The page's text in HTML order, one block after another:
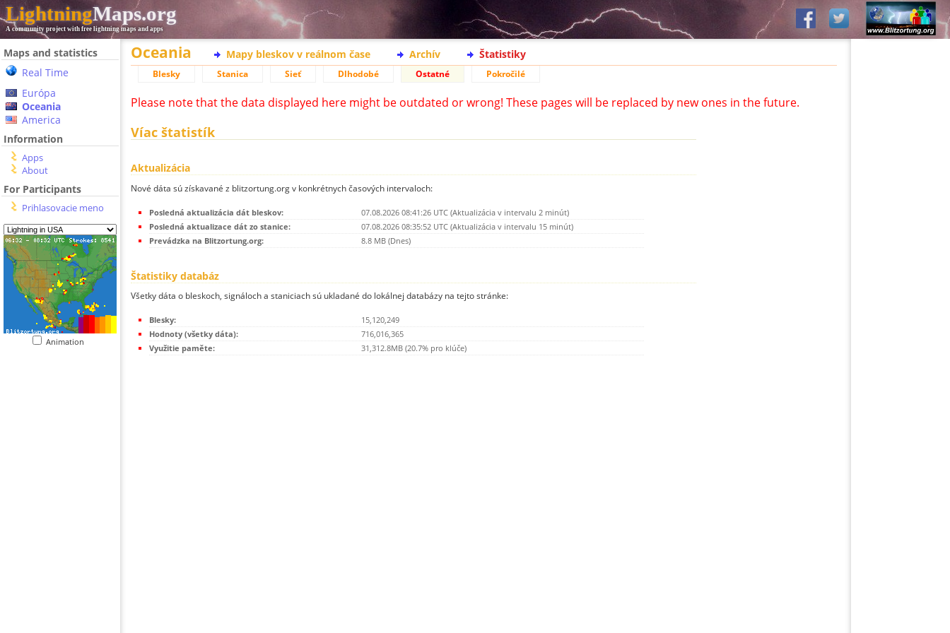
LightningMaps.org
A community project with free lightning maps and apps
Maps and statistics
Real Time
Európa
Oceania
America
Information
Apps
About
For Participants
Prihlasovacie meno
Animation
Oceania Mapy bleskov v reálnom čase Archív Štatistiky
Blesky Stanica Sieť Dlhodobé Ostatné Pokročilé
Please note that the data displayed here might be outdated or wrong! These pages will be replaced by new ones in the future.
Víac štatistík
Aktualizácia
Nové dáta sú získavané z blitzortung.org v konkrétnych časových intervaloch:
Posledná aktualizácia dát bleskov:
07.08.2026 08:41:26 UTC (Aktualizácia v intervalu 2 minút)
Posledná aktualizace dát zo stanice:
07.08.2026 08:35:52 UTC (Aktualizácia v intervalu 15 minút)
Prevádzka na Blitzortung.org:
8.8 MB (Dnes)
Štatistiky databáz
Všetky dáta o bleskoch, signáloch a staniciach sú ukladané do lokálnej databázy na tejto stránke:
Blesky:
15,120,249
Hodnoty (všetky dáta):
716,016,365
Využitie paměte:
31,312.8MB (20.7% pro klúče)